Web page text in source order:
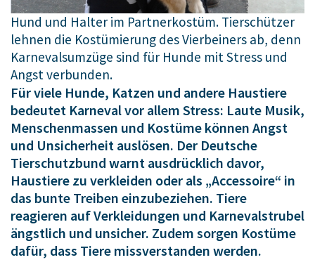
Hund und Halter im Partnerkostüm. Tierschützer
lehnen die Kostümierung des Vierbeiners ab, denn
Karnevalsumzüge sind für Hunde mit Stress und
Angst verbunden.
Für viele Hunde, Katzen und andere Haustiere
bedeutet Karneval vor allem Stress: Laute Musik,
Menschenmassen und Kostüme können Angst
und Unsicherheit auslösen. Der Deutsche
Tierschutzbund warnt ausdrücklich davor,
Haustiere zu verkleiden oder als „Accessoire“ in
das bunte Treiben einzubeziehen. Tiere
reagieren auf Verkleidungen und Karnevalstrubel
ängstlich und unsicher. Zudem sorgen Kostüme
dafür, dass Tiere missverstanden werden.